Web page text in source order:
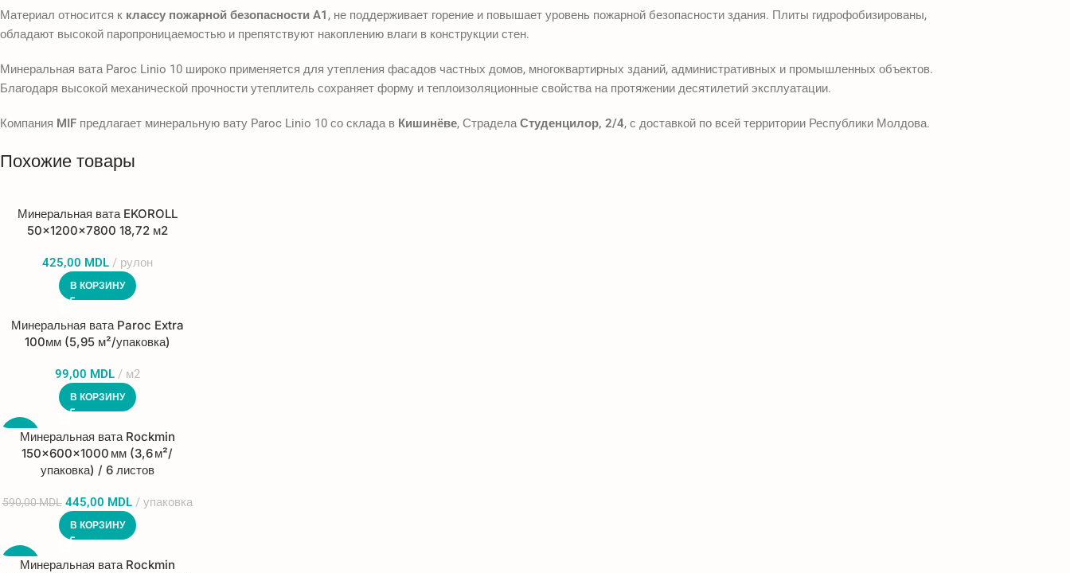
Материал относится к классу пожарной безопасности A1 , не поддерживает горение и повышает уровень пожарной безопасности здания. Плиты гидрофобизированы,
обладают высокой паропроницаемостью и препятствуют накоплению влаги в конструкции стен.
Минеральная вата Paroc Linio 10 широко применяется для утепления фасадов частных домов, многоквартирных зданий, административных и промышленных объектов.
Благодаря высокой механической прочности утеплитель сохраняет форму и теплоизоляционные свойства на протяжении десятилетий эксплуатации.
Компания MIF предлагает минеральную вату Paroc Linio 10 со склада в Кишинёве, СтраделаСтуденцилор, 2/4, с доставкой по всей территории Республики Молдова.
Похожие товары
Минеральная вата EKOROLL
50x1200x7800 18,72 м2
425,00 MDL рулон
В КОРЗИНУ
Минеральная вата Paroc Extra
100мм (5,95 м²/упаковка)
99,00 MDL м2
В КОРЗИНУ
-25%
Минеральная вата Rockmin
150×600×1000 мм (3,6 м²/
упаковка) / 6 листов
590,00MDL 445,00 MDL упаковка
В КОРЗИНУ
-11%
Минеральная вата Rockmin